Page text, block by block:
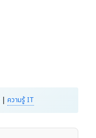
| ความรู้ IT